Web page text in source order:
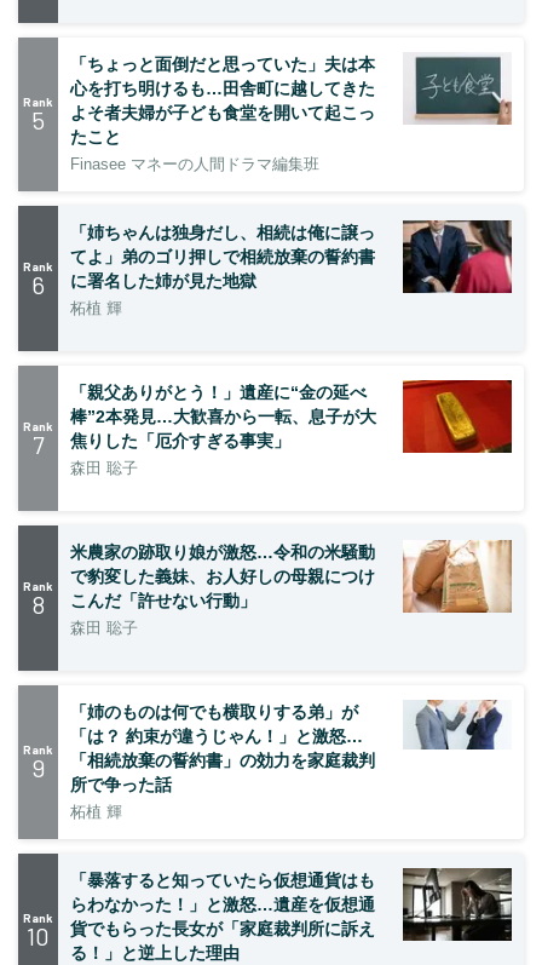
Rank
5
「ちょっと面倒だと思っていた」夫は本
心を打ち明けるも…田舎町に越してきた
よそ者夫婦が子ども食堂を開いて起こっ
たこと
Finasee マネーの人間ドラマ編集班
Rank
6
「姉ちゃんは独身だし、相続は俺に譲っ
てよ」弟のゴリ押しで相続放棄の誓約書
に署名した姉が見た地獄
柘植 輝
Rank
7
「親父ありがとう！」遺産に“金の延べ
棒”2本発見…大歓喜から一転、息子が大
焦りした「厄介すぎる事実」
森田 聡子
Rank
8
米農家の跡取り娘が激怒…令和の米騒動
で豹変した義妹、お人好しの母親につけ
こんだ「許せない行動」
森田 聡子
Rank
9
「姉のものは何でも横取りする弟」が
「は？ 約束が違うじゃん！」と激怒…
「相続放棄の誓約書」の効力を家庭裁判
所で争った話
柘植 輝
Rank
10
「暴落すると知っていたら仮想通貨はも
らわなかった！」と激怒…遺産を仮想通
貨でもらった長女が「家庭裁判所に訴え
る！」と逆上した理由